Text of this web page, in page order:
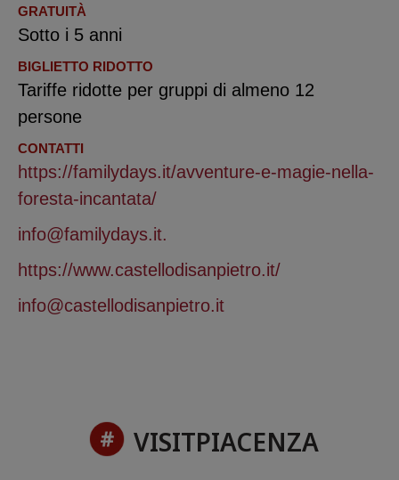
GRATUITÀ
Sotto i 5 anni
BIGLIETTO RIDOTTO
Tariffe ridotte per gruppi di almeno 12
persone
CONTATTI
https://familydays.it/avventure-e-magie-nella-
foresta-incantata/
info@familydays.it.
https://www.castellodisanpietro.it/
info@castellodisanpietro.it
VISITPIACENZA